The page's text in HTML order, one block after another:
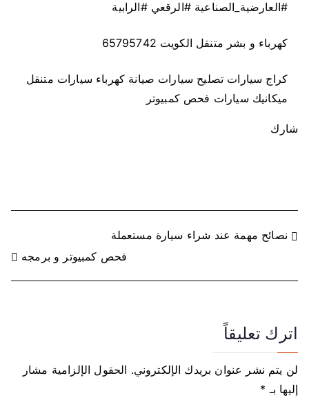
#العارضية_الصناعية #الرقعي #الرابية
كهرباء و بشر متنقل الكويت 65795742
كراج سيارات تصليح سيارات صيانة كهرباء سيارات متنقل
ميكانيك سيارات فحص كمبيوتر
شارك
ت
ح
ا
ل
نصائح مهمة عند شراء سيارة مستعملة
فحص كمبيوتر و برمجه
اترك تعليقاً
لن يتم نشر عنوان بريدك الإلكتروني. الحقول الإلزامية مشار
إليها بـ *